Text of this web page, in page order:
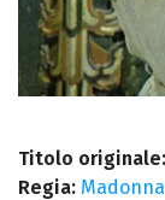
Titolo originale:
Regia: Madonna